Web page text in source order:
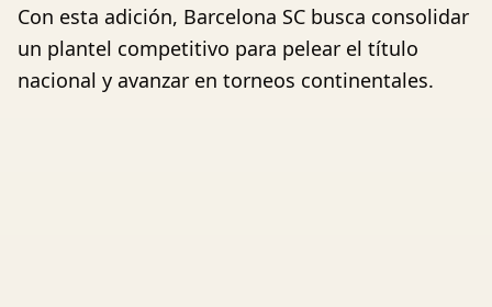
Con esta adición, Barcelona SC busca consolidar
un plantel competitivo para pelear el título
nacional y avanzar en torneos continentales.